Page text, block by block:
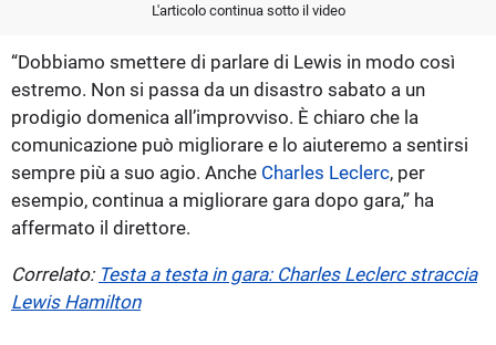
L'articolo continua sotto il video
“Dobbiamo smettere di parlare di Lewis in modo così
estremo. Non si passa da un disastro sabato a un
prodigio domenica all’improvviso. È chiaro che la
comunicazione può migliorare e lo aiuteremo a sentirsi
sempre più a suo agio. Anche Charles Leclerc, per
esempio, continua a migliorare gara dopo gara,” ha
affermato il direttore.
Correlato: Testa a testa in gara: Charles Leclerc straccia
Lewis Hamilton